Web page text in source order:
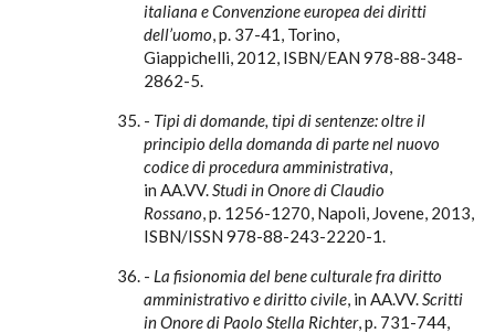
italiana e Convenzione europea dei diritti
dell’uomo, p. 37-41, Torino,
Giappichelli, 2012, ISBN/EAN 978-88-348-
2862-5.
- Tipi di domande, tipi di sentenze: oltre il
principio della domanda di parte nel nuovo
codice di procedura amministrativa,
in AA.VV.Studi in Onore di Claudio
Rossano, p. 1256-1270, Napoli, Jovene, 2013,
ISBN/ISSN 978-88-243-2220-1.
- La fisionomia del bene culturale fra diritto
amministrativo e diritto civile, in AA.VV.Scritti
in Onore di Paolo Stella Richter, p. 731-744,